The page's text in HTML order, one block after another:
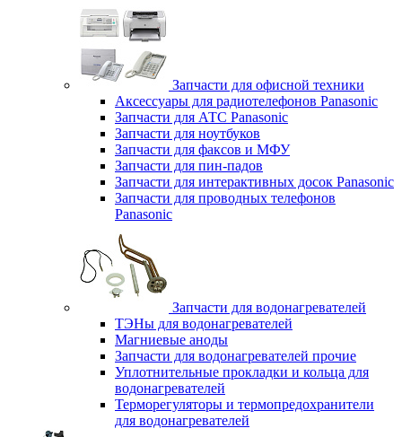
Запчасти для офисной техники
Аксессуары для радиотелефонов Panasonic
Запчасти для АТС Panasonic
Запчасти для ноутбуков
Запчасти для факсов и МФУ
Запчасти для пин-падов
Запчасти для интерактивных досок Panasonic
Запчасти для проводных телефонов
Panasonic
Запчасти для водонагревателей
ТЭНы для водонагревателей
Магниевые аноды
Запчасти для водонагревателей прочие
Уплотнительные прокладки и кольца для
водонагревателей
Терморегуляторы и термопредохранители
для водонагревателей